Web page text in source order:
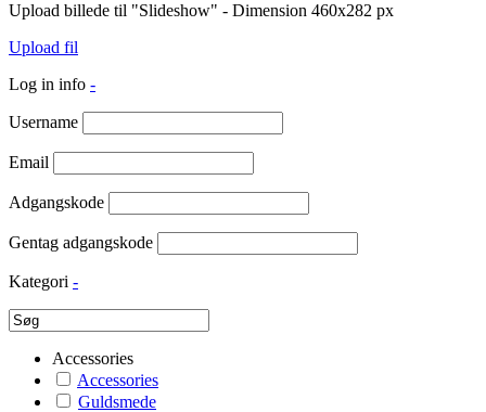
Upload billede til "Slideshow" - Dimension 460x282 px
Upload fil
Log in info -
Username
Email
Adgangskode
Gentag adgangskode
Kategori -
Accessories
Accessories
Guldsmede